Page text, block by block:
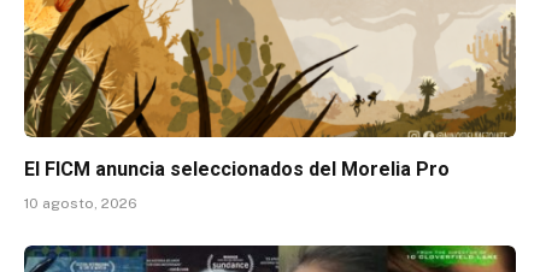
El FICM anuncia seleccionados del Morelia Pro
10 agosto, 2026